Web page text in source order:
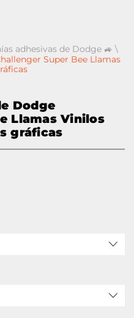
adhesivas de Dodge 🚙 \
Super Bee Llamas
Dodge
Llamas Vinilos
gráficas